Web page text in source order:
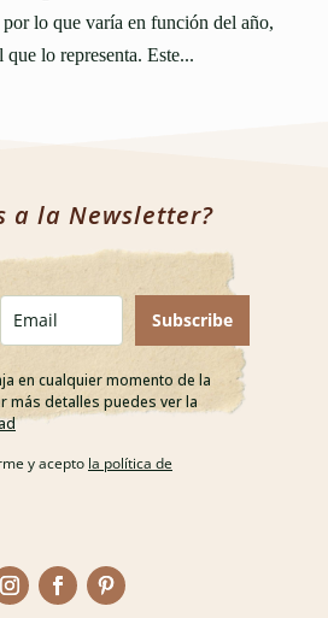
lo que varía en función del año,
lo representa. Este...
a la Newsletter?
Subscribe
en cualquier momento de la
más detalles puedes ver la
y acepto la política de